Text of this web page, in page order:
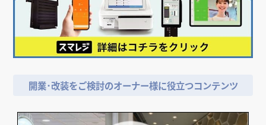
開業･改装をご検討のオーナー様に役立つコンテンツ